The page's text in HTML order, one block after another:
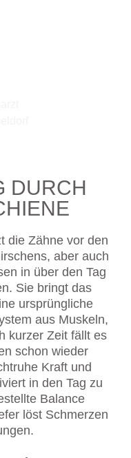
DURCH
die Zähne vor den
aber auch
in über den Tag
Sie bringt das
ursprüngliche
aus Muskeln,
kurzer Zeit fällt es
schon wieder
Kraft und
in den Tag zu
Balance
löst Schmerzen